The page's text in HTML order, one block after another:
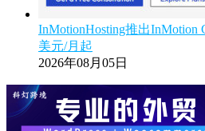
InMotionHosting推出InMotion
美元/月起
2026年08月05日